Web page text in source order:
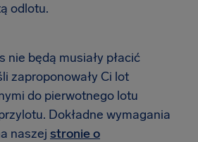
odlotu.
nie będą musiały płacić
zaproponowały Ci lot
do pierwotnego lotu
Dokładne wymagania
naszej stronie o